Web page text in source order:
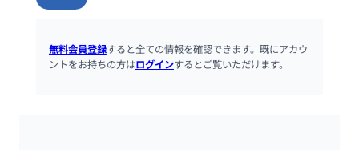
無料会員登録すると全ての情報を確認できます。既にアカウ
ントをお持ちの方はログインするとご覧いただけます。